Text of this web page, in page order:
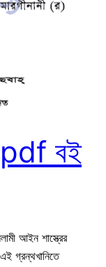
pdf বই
আইন শাস্ত্রের
গ্রন্থখানিতে